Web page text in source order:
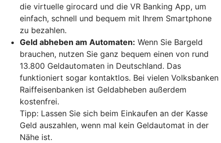
die virtuelle girocard und die VR Banking App, um
einfach, schnell und bequem mit Ihrem Smartphone
zu bezahlen.
Geld abheben am Automaten: Wenn Sie Bargeld
brauchen, nutzen Sie ganz bequem einen von rund
13.800 Geldautomaten in Deutschland. Das
funktioniert sogar kontaktlos. Bei vielen Volksbanken
Raiffeisenbanken ist Geldabheben außerdem
kostenfrei.
Tipp: Lassen Sie sich beim Einkaufen an der Kasse
Geld auszahlen, wenn mal kein Geldautomat in der
Nähe ist.